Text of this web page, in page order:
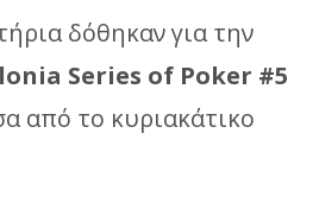
δόθηκαν για την
Series of Poker #5
από το κυριακάτικο